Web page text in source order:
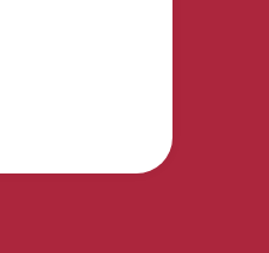
さい。 よろ